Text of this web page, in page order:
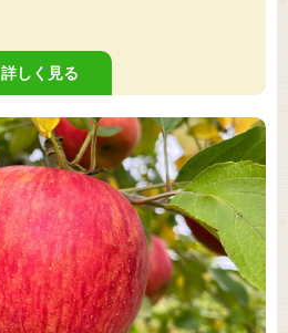
詳しく見る